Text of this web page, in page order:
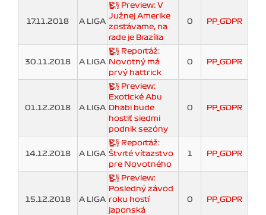
17.11.2018 A LIGA
Preview: V
Južnej Amerike
zostávame, na
rade je Brazília
0 PP_GDPR
30.11.2018 A LIGA
Reportáž:
Novotný má
prvý hattrick
0 PP_GDPR
01.12.2018 A LIGA
Preview:
Exotické Abu
Dhabi bude
hostiť siedmi
podnik sezóny
0 PP_GDPR
14.12.2018 A LIGA
Reportáž:
Štvrté víťazstvo
pre Novotného
1 PP_GDPR
15.12.2018 A LIGA
Preview:
Posledný závod
roku hostí
japonská
0 PP_GDPR